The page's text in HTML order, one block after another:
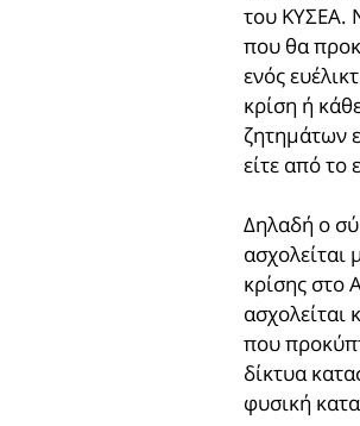
του ΚΥΣΕΑ.
που θα
ενός
κρίση ή
ζητημάτων
είτε από το
Δηλαδή ο
ασχολείται
κρίσης στο
ασχολείται
που
δίκτυα
φυσική